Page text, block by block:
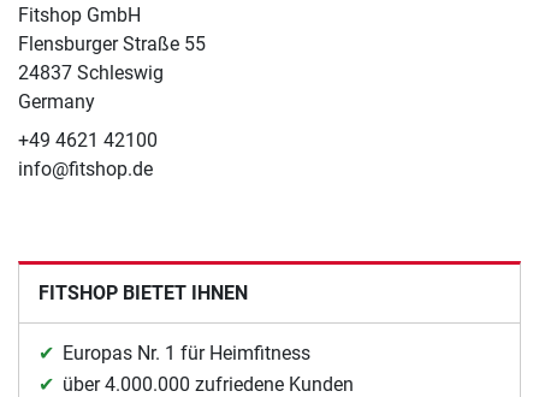
Fitshop GmbH
Flensburger Straße 55
24837 Schleswig
Germany
+49 4621 42100
info@fitshop.de
FITSHOP BIETET IHNEN
Europas Nr. 1 für Heimfitness
über 4.000.000 zufriedene Kunden